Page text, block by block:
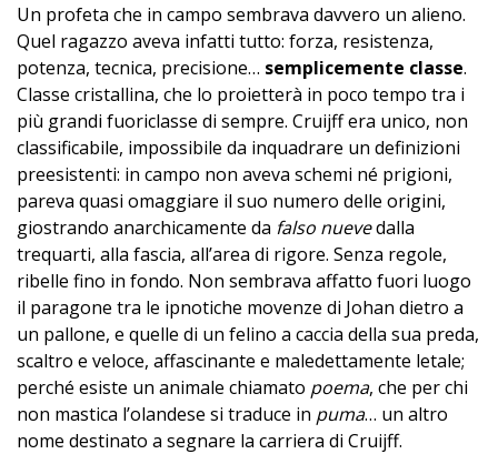
Un profeta che in campo sembrava davvero un alieno.
Quel ragazzo aveva infatti tutto: forza, resistenza,
potenza, tecnica, precisione… semplicemente classe.
Classe cristallina, che lo proietterà in poco tempo tra i
più grandi fuoriclasse di sempre. Cruijff era unico, non
classificabile, impossibile da inquadrare un definizioni
preesistenti: in campo non aveva schemi né prigioni,
pareva quasi omaggiare il suo numero delle origini,
giostrando anarchicamente da falso nuevedalla
trequarti, alla fascia, all’area di rigore. Senza regole,
ribelle fino in fondo. Non sembrava affatto fuori luogo
il paragone tra le ipnotiche movenze di Johan dietro a
un pallone, e quelle di un felino a caccia della sua preda,
scaltro e veloce, affascinante e maledettamente letale;
perché esiste un animale chiamato poema, che per chi
non mastica l’olandese si traduce in puma… un altro
nome destinato a segnare la carriera di Cruijff.